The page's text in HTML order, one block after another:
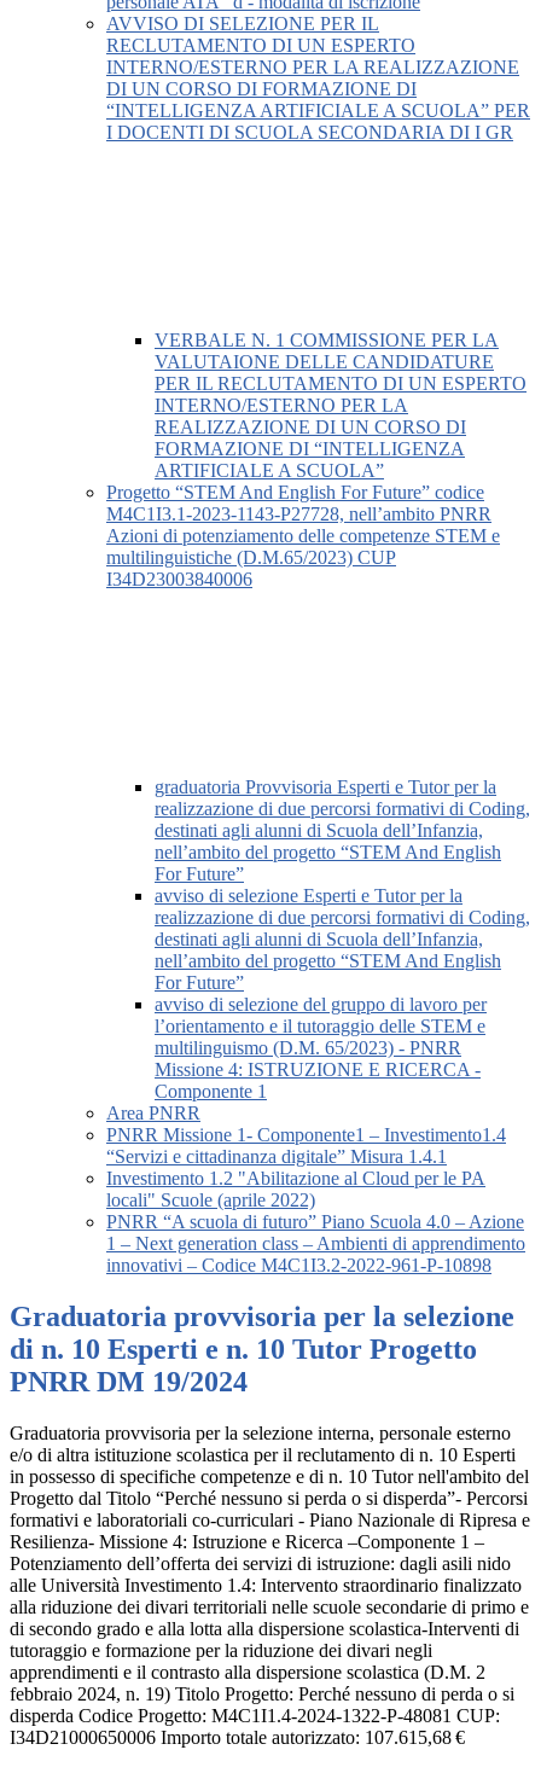
AVVISO DI SELEZIONE PER IL
RECLUTAMENTO DI UN ESPERTO
INTERNO/ESTERNO PER LA REALIZZAZIONE
DI UN CORSO DI FORMAZIONE DI
“INTELLIGENZA ARTIFICIALE A SCUOLA” PER
I DOCENTI DI SCUOLA SECONDARIA DI I GR
VERBALE N. 1 COMMISSIONE PER LA
VALUTAIONE DELLE CANDIDATURE
PER IL RECLUTAMENTO DI UN ESPERTO
INTERNO/ESTERNO PER LA
REALIZZAZIONE DI UN CORSO DI
FORMAZIONE DI “INTELLIGENZA
ARTIFICIALE A SCUOLA”
Progetto “STEM And English For Future” codice
M4C1I3.1-2023-1143-P27728, nell’ambito PNRR
Azioni di potenziamento delle competenze STEM e
multilinguistiche (D.M.65/2023) CUP
I34D23003840006
graduatoria Provvisoria Esperti e Tutor per la
realizzazione di due percorsi formativi di Coding,
destinati agli alunni di Scuola dell’Infanzia,
nell’ambito del progetto “STEM And English
For Future”
avviso di selezione Esperti e Tutor per la
realizzazione di due percorsi formativi di Coding,
destinati agli alunni di Scuola dell’Infanzia,
nell’ambito del progetto “STEM And English
For Future”
avviso di selezione del gruppo di lavoro per
l’orientamento e il tutoraggio delle STEM e
multilinguismo (D.M. 65/2023) - PNRR
Missione 4: ISTRUZIONE E RICERCA -
Componente 1
Area PNRR
PNRR Missione 1- Componente1 – Investimento1.4
“Servizi e cittadinanza digitale” Misura 1.4.1
Investimento 1.2 "Abilitazione al Cloud per le PA
locali" Scuole (aprile 2022)
PNRR “A scuola di futuro” Piano Scuola 4.0 – Azione
1 – Next generation class – Ambienti di apprendimento
innovativi – Codice M4C1I3.2-2022-961-P-10898
Graduatoria provvisoria per la selezione
di n. 10 Esperti e n. 10 Tutor Progetto
PNRR DM 19/2024
Graduatoria provvisoria per la selezione interna, personale esterno
e/o di altra istituzione scolastica per il reclutamento di n. 10 Esperti
in possesso di specifiche competenze e di n. 10 Tutor nell'ambito del
Progetto dal Titolo “Perché nessuno si perda o si disperda”- Percorsi
formativi e laboratoriali co-curriculari - Piano Nazionale di Ripresa e
Resilienza- Missione 4: Istruzione e Ricerca –Componente 1 –
Potenziamento dell’offerta dei servizi di istruzione: dagli asili nido
alle Università Investimento 1.4: Intervento straordinario finalizzato
alla riduzione dei divari territoriali nelle scuole secondarie di primo e
di secondo grado e alla lotta alla dispersione scolastica-Interventi di
tutoraggio e formazione per la riduzione dei divari negli
apprendimenti e il contrasto alla dispersione scolastica (D.M. 2
febbraio 2024, n. 19) Titolo Progetto: Perché nessuno di perda o si
disperda Codice Progetto: M4C1I1.4-2024-1322-P-48081 CUP:
I34D21000650006 Importo totale autorizzato: 107.615,68 €